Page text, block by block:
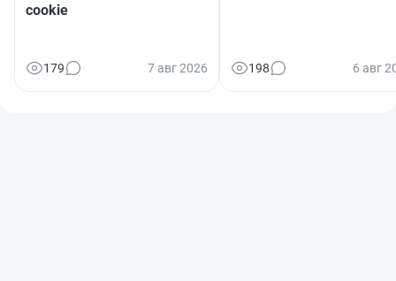
cookie
179 7 авг 2026 198 6 авг